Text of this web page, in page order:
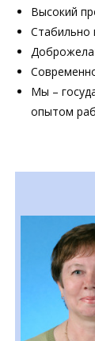
Высокий
Стабильно
Мы –
опытом